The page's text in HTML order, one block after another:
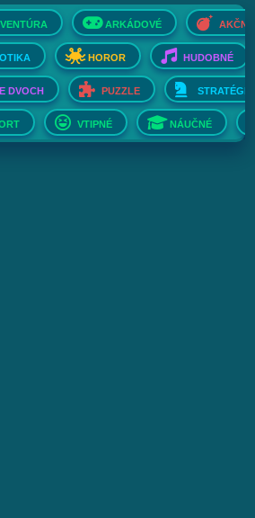
ARKÁDOVÉ AKČNÉ
HOROR HUDOBNÉ
DVOCH PUZZLE STRATÉGIE
VTIPNÉ NÁUČNÉ